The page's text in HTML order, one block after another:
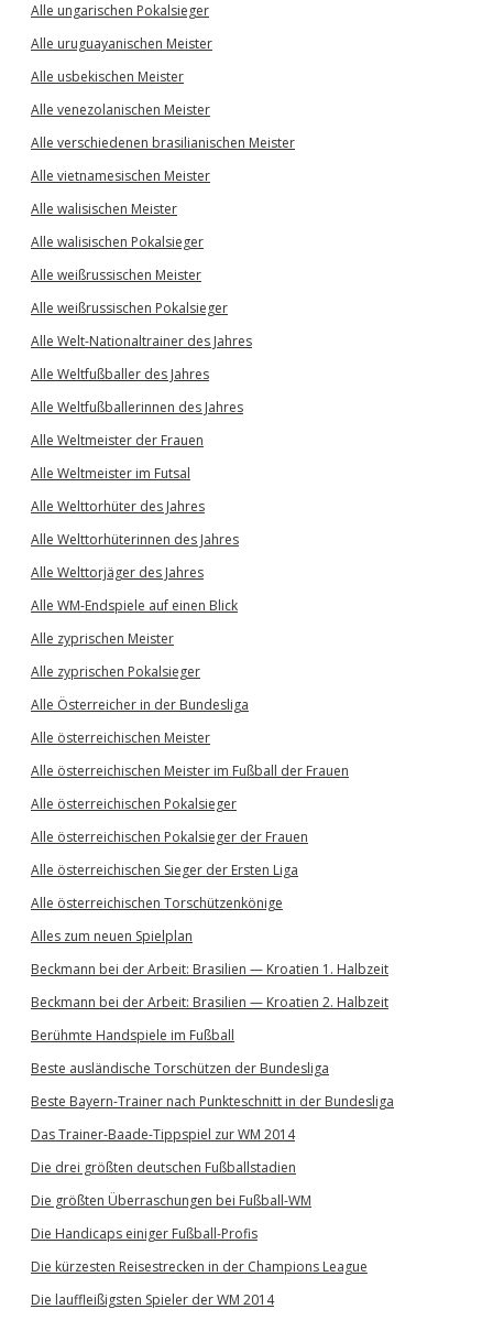
Alle ungarischen Pokalsieger
Alle uruguayanischen Meister
Alle usbekischen Meister
Alle venezolanischen Meister
Alle verschiedenen brasilianischen Meister
Alle vietnamesischen Meister
Alle walisischen Meister
Alle walisischen Pokalsieger
Alle weißrussischen Meister
Alle weißrussischen Pokalsieger
Alle Welt-Nationaltrainer des Jahres
Alle Weltfußballer des Jahres
Alle Weltfußballerinnen des Jahres
Alle Weltmeister der Frauen
Alle Weltmeister im Futsal
Alle Welttorhüter des Jahres
Alle Welttorhüterinnen des Jahres
Alle Welttorjäger des Jahres
Alle WM-Endspiele auf einen Blick
Alle zyprischen Meister
Alle zyprischen Pokalsieger
Alle Österreicher in der Bundesliga
Alle österreichischen Meister
Alle österreichischen Meister im Fußball der Frauen
Alle österreichischen Pokalsieger
Alle österreichischen Pokalsieger der Frauen
Alle österreichischen Sieger der Ersten Liga
Alle österreichischen Torschützenkönige
Alles zum neuen Spielplan
Beckmann bei der Arbeit: Brasilien — Kroatien 1. Halbzeit
Beckmann bei der Arbeit: Brasilien — Kroatien 2. Halbzeit
Berühmte Handspiele im Fußball
Beste ausländische Torschützen der Bundesliga
Beste Bayern-Trainer nach Punkteschnitt in der Bundesliga
Das Trainer-Baade-Tippspiel zur WM 2014
Die drei größten deutschen Fußballstadien
Die größten Überraschungen bei Fußball-WM
Die Handicaps einiger Fußball-Profis
Die kürzesten Reisestrecken in der Champions League
Die lauffleißigsten Spieler der WM 2014